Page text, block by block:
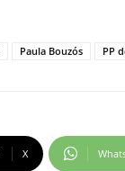
Paula Bouzós PP
X